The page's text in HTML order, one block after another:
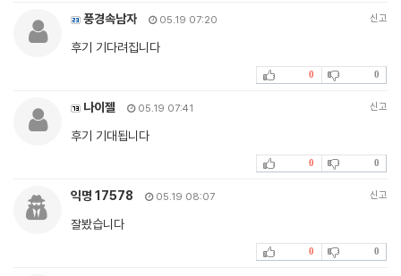
풍경속남자 05.19 07:20 신고
후기 기다려집니다
0 0
나이젤 05.19 07:41 신고
후기 기대됩니다
0 0
익명 17578 05.19 08:07 신고
잘봤습니다
0 0